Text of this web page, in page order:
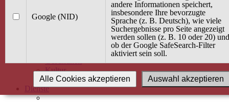
Babybauch & Elternschaft
Gesundheit
Kultur
Alle Kurse
Dienste
Google (NID)
andere Informationen speichert,
insbesondere Ihre bevorzugte
Sprache (z. B. Deutsch), wie viele
Suchergebnisse pro Seite angezeigt
werden sollen (z. B. 10 oder 20) und
ob der Google SafeSearch-Filter
aktiviert sein soll.
Auswahl akzeptieren
Alle Cookies akzeptieren